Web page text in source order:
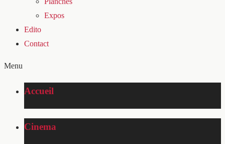
Expos
Edito
Contact
Menu
Accueil
Cinema